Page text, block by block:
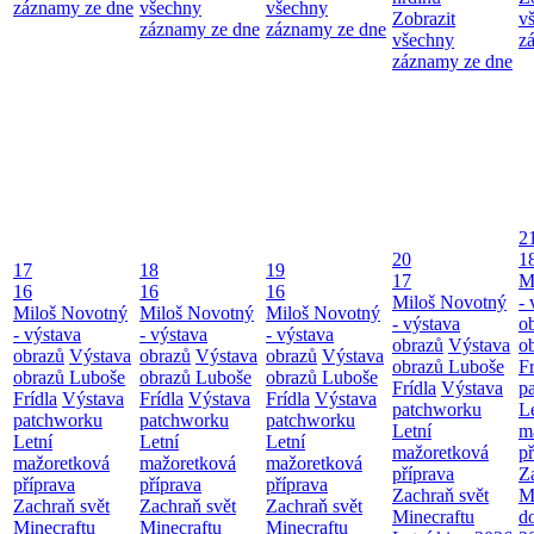
záznamy ze dne všechny
záznamy ze dne
všechny
záznamy ze dne
Zobrazit
všechny
záznamy ze dne
17
16
Miloš Novotný
- výstava
obrazů Výstava
obrazů Luboše
Frídla Výstava
patchworku
Letní
mažoretková
příprava
Zachraň svět
Minecraftu
18
16
Miloš Novotný
- výstava
obrazů Výstava
obrazů Luboše
Frídla Výstava
patchworku
Letní
mažoretková
příprava
Zachraň svět
Minecraftu
19
16
Miloš Novotný
- výstava
obrazů Výstava
obrazů Luboše
Frídla Výstava
patchworku
Letní
mažoretková
příprava
Zachraň svět
Minecraftu
20
17
Miloš Novotný
- výstava
obrazů Výstava
obrazů Luboše
Frídla Výstava
patchworku
Letní
mažoretková
příprava
Zachraň svět
Minecraftu
-